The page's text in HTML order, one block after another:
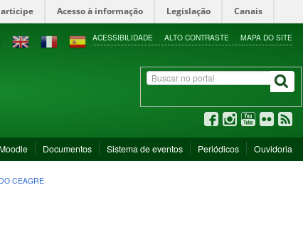
Acesso à informação Legislação Canais
ACESSIBILIDADE ALTO CONTRASTE MAPA DO SITE
Documentos Sistema de eventos Periódicos Ouvidoria
CEAGRE